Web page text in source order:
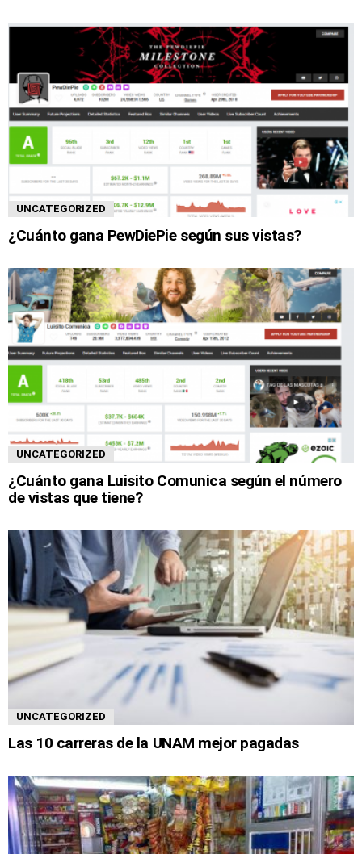
UNCATEGORIZED
¿Cuánto gana PewDiePie según sus vistas?
UNCATEGORIZED
¿Cuánto gana Luisito Comunica según el número
de vistas que tiene?
UNCATEGORIZED
Las 10 carreras de la UNAM mejor pagadas